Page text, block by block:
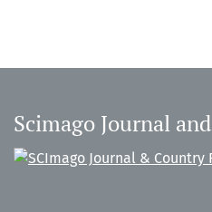
Scimago Journal